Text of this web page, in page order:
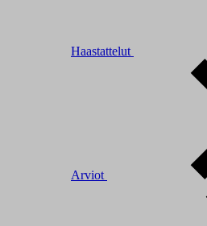
Haastattelut
Arviot